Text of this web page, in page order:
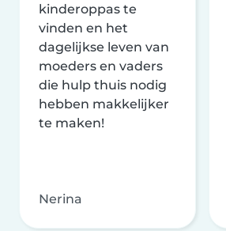
kinderoppas te
vinden en het
dagelijkse leven van
moeders en vaders
die hulp thuis nodig
hebben makkelijker
te maken!
Nerina